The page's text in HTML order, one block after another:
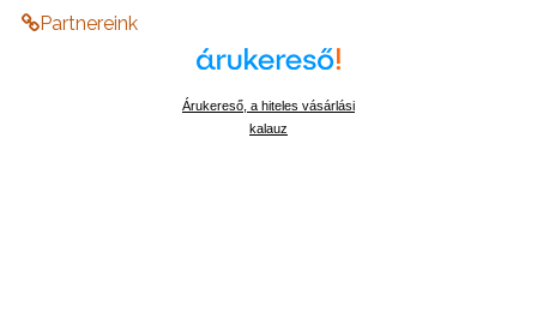
Partnereink
Árukereső, a hiteles vásárlási
kalauz